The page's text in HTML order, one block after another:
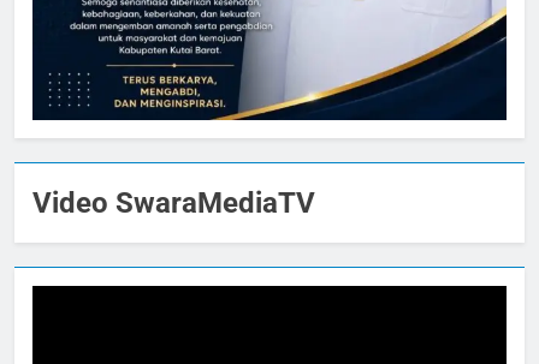
Video SwaraMediaTV